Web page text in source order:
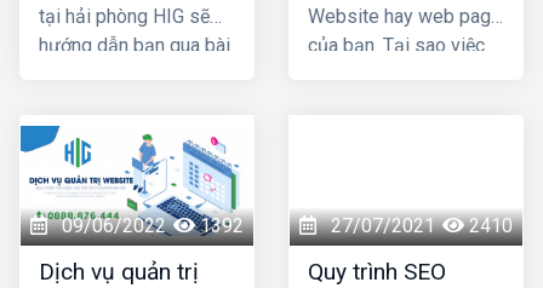
tại hải phòng HIG sẽ
hướng dẫn bạn qua bài
Website hay web page
của bạn. Tại sao việc
09/06/2022
1392
Dịch vụ quản trị
27/07/2021 2410
Quy trình SEO